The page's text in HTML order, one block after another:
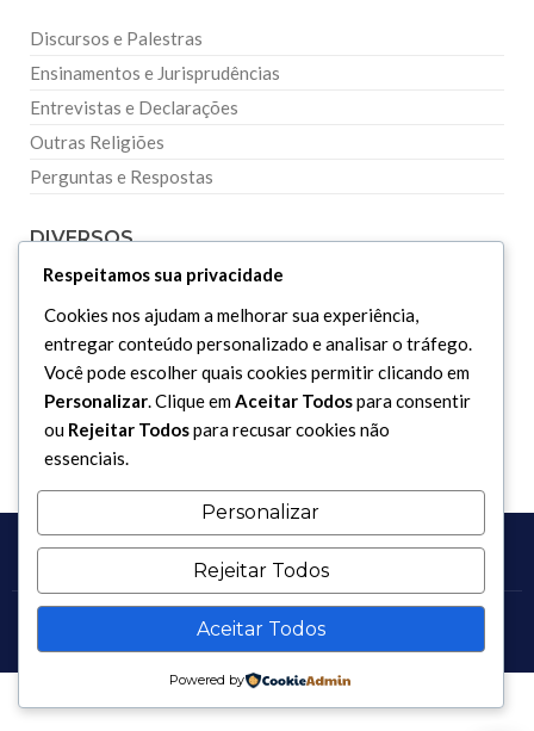
Discursos e Palestras
Ensinamentos e Jurisprudências
Entrevistas e Declarações
Outras Religiões
Perguntas e Respostas
DIVERSOS
Curiosidades
Dicionário Islâmico
Downloads
Copyright 2017 - 2026 / Todos os direitos reservados.
Respeitamos sua privacidade
Cookies nos ajudam a melhorar sua experiência,
entregar conteúdo personalizado e analisar o tráfego.
Você pode escolher quais cookies permitir clicando em
Personalizar. Clique emAceitar Todospara consentir
ou Rejeitar Todospara recusar cookies não
essenciais.
Personalizar
Rejeitar Todos
Aceitar Todos
Powered by